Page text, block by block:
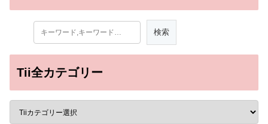
Tii全カテゴリー